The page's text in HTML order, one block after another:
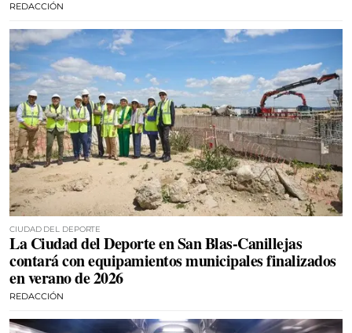
REDACCIÓN
CIUDAD DEL DEPORTE
La Ciudad del Deporte en San Blas-Canillejas
contará con equipamientos municipales finalizados
en verano de 2026
REDACCIÓN